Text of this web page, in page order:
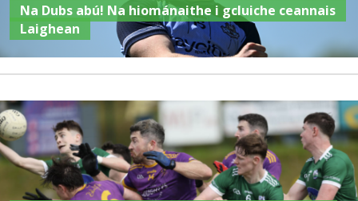
Na Dubs abú! Na hiománaithe i gcluiche ceannais
Laighean